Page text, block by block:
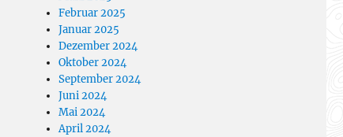
Februar 2025
Januar 2025
Dezember 2024
Oktober 2024
September 2024
Juni 2024
Mai 2024
April 2024